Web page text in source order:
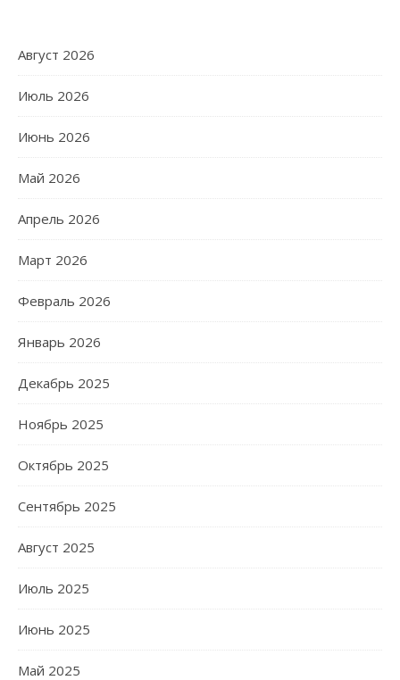
Август 2026
Июль 2026
Июнь 2026
Май 2026
Апрель 2026
Март 2026
Февраль 2026
Январь 2026
Декабрь 2025
Ноябрь 2025
Октябрь 2025
Сентябрь 2025
Август 2025
Июль 2025
Июнь 2025
Май 2025